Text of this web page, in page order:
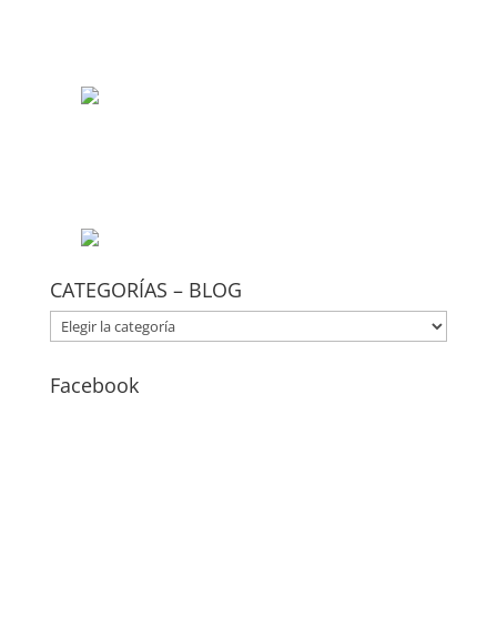
CATEGORÍAS – BLOG
CATEGORÍAS
–
Facebook